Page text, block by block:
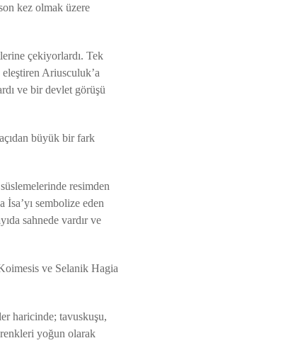
kez olmak üzere
çekiyorlardı. Tek
eleştiren Ariusculuk’a
ve bir devlet görüşü
büyük bir fark
resimden
sembolize eden
sahnede vardır ve
ve Selanik Hagia
haricinde; tavuskuşu,
yoğun olarak